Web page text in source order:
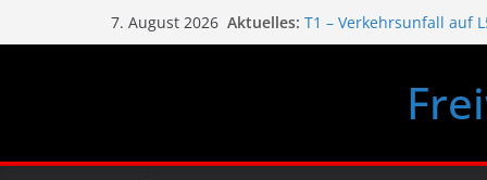
Inhalt
7. August 2026 Aktuelles: T1 – Verkehrsunfall auf
FF Fest Mechters 14.-16.
B1 – Rauchentwicklung
Das war unser